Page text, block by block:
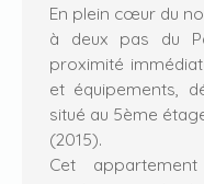
En plein cœur du
à deux pas du
proximité
et équipements,
situé au 5ème
(2015).
Cet